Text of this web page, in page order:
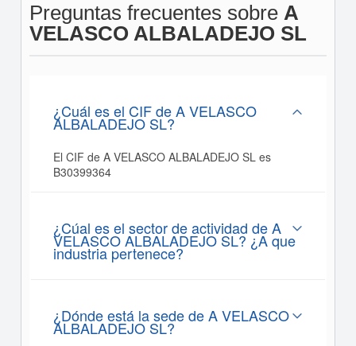
Preguntas frecuentes sobre A
VELASCO ALBALADEJO SL
¿Cuál es el CIF de A VELASCO
ALBALADEJO SL?
El CIF de A VELASCO ALBALADEJO SL es
B30399364
¿Cúal es el sector de actividad de A
VELASCO ALBALADEJO SL? ¿A que
industria pertenece?
¿Dónde está la sede de A VELASCO
ALBALADEJO SL?